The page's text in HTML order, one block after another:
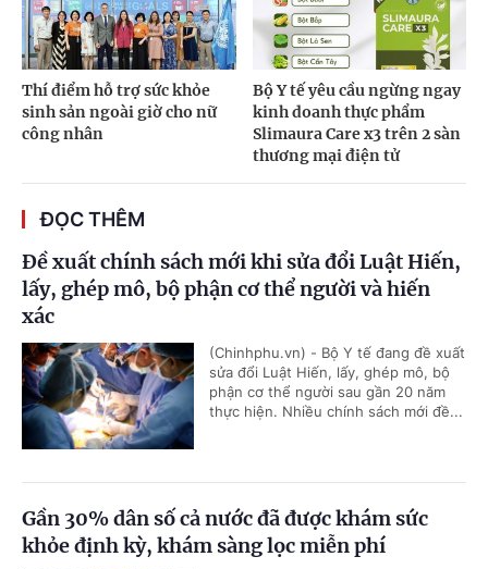
Thí điểm hỗ trợ sức khỏe
sinh sản ngoài giờ cho nữ
công nhân
Bộ Y tế yêu cầu ngừng ngay
kinh doanh thực phẩm
Slimaura Care x3 trên 2 sàn
thương mại điện tử
ĐỌC THÊM
Đề xuất chính sách mới khi sửa đổi Luật Hiến,
lấy, ghép mô, bộ phận cơ thể người và hiến
xác
(Chinhphu.vn) - Bộ Y tế đang đề xuất
sửa đổi Luật Hiến, lấy, ghép mô, bộ
phận cơ thể người sau gần 20 năm
thực hiện. Nhiều chính sách mới đề...
Gần 30% dân số cả nước đã được khám sức
khỏe định kỳ, khám sàng lọc miễn phí